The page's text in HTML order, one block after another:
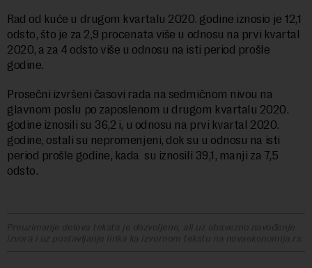
Rad od kuće u drugom kvartalu 2020. godine iznosio je 12,1
odsto, što je za 2,9 procenata više u odnosu na prvi kvartal
2020, a za 4 odsto više u odnosu na isti period prošle
godine.
Prosečni izvršeni časovi rada na sedmičnom nivou na
glavnom poslu po zaposlenom u drugom kvartalu 2020.
godine iznosili su 36,2 i, u odnosu na prvi kvartal 2020.
godine, ostali su nepromenjeni, dok su u odnosu na isti
period prošle godine, kada su iznosili 39,1, manji za 7,5
odsto.
Preuzimanje delova teksta je dozvoljeno, ali uz obavezno navođenje
izvora i uz postavljanje linka ka izvornom tekstu na novaekonomija.rs